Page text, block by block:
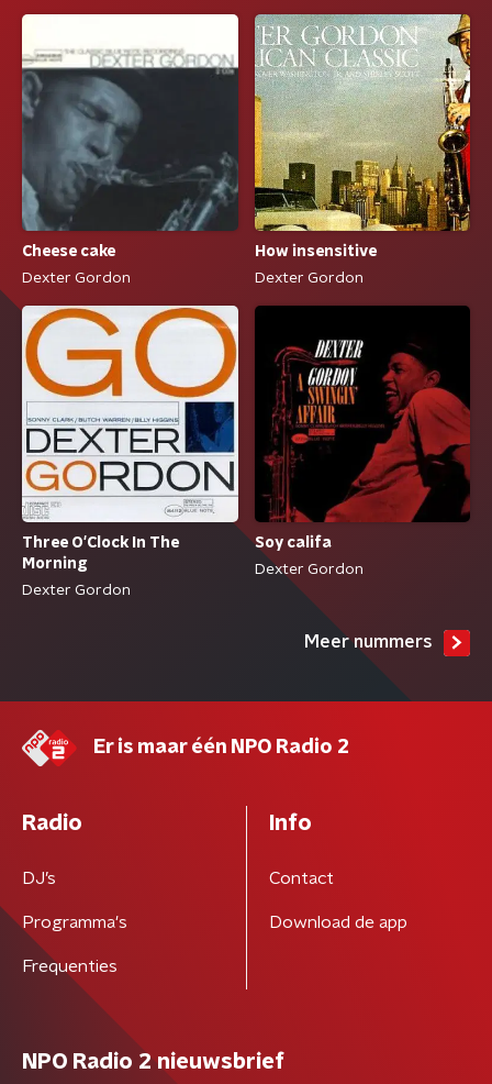
Cheese cake
Dexter Gordon
How insensitive
Dexter Gordon
Three O'Clock In The
Morning
Dexter Gordon
Soy califa
Dexter Gordon
Meer nummers
Er is maar één NPO Radio 2
Radio
DJ’s
Programma's
Frequenties
Info
Contact
Download de app
NPO Radio 2 nieuwsbrief